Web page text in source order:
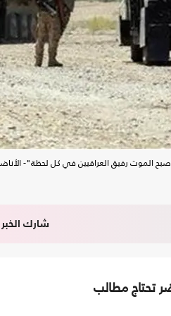
الموت رفيق العراقيين في كل لحظة"-
شارك الخبر
تحتاج مطالب